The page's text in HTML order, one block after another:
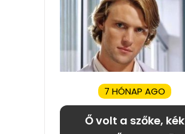
7 HÓNAP AGO
Ő volt a szőke, kék